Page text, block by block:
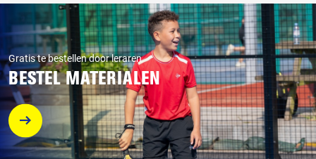
Gratis te bestellen door leraren
BESTEL MATERIALEN